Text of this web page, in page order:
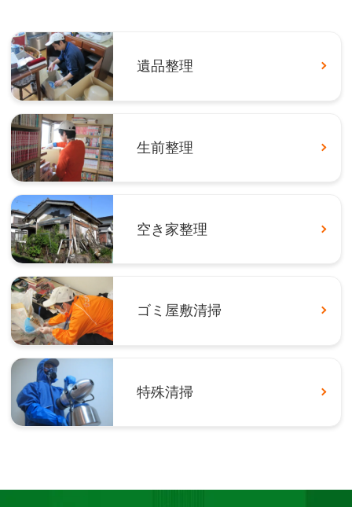
遺品整理
生前整理
空き家整理
ゴミ屋敷清掃
特殊清掃